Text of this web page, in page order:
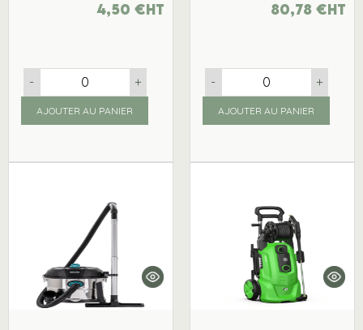
4,50€ht
- +
AJOUTER AU PANIER
80,78€ht
- +
AJOUTER AU PANIER